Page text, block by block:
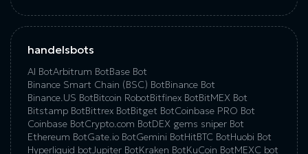
handelsbots
AI BotArbitrum BotBase Bot
Binance Smart Chain (BSC) BotBinance Bot
Binance.US BotBitcoin RobotBitfinex BotBitMEX Bot
Bitstamp BotBittrex BotBitget BotCoinbase PRO Bot
Coinbase BotCrypto.com BotDEX gems sniper Bot
Ethereum BotGate.io BotGemini BotHitBTC BotHuobi Bot
Hyperliquid botJupiter BotKraken BotKuCoin BotMEXC bot